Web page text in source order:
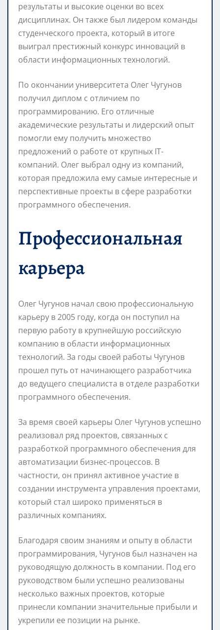
результаты и высокие оценки во всех
дисциплинах. Он также был лидером команды
студенческого проекта, который в итоге
выиграл престижный конкурс инноваций в
области информационных технологий.
По окончании университета Олег Чугунов
получил диплом с отличием по
программированию. Его отличные
академические результаты и лидерский опыт
помогли ему получить множество
предложений о работе от крупных IT-
компаний. Олег выбрал одну из компаний,
которая предложила ему самые интересные и
перспективные проекты в сфере разработки
программного обеспечения.
Профессиональная
карьера
Олег Чугунов начал свою профессиональную
карьеру в 2005 году, когда он поступил на
первую работу в крупнейшую российскую
компанию в области информационных
технологий. За годы своей работы Чугунов
прошел путь от начинающего разработчика
до ведущего специалиста в отделе разработки
программного обеспечения.
За время своей карьеры Олег Чугунов успешно
реализовал ряд проектов, связанных с
разработкой программного обеспечения для
автоматизации бизнес-процессов. В
частности, он принял активное участие в
создании инструмента управления проектами,
который стал широко применяться в
различных компаниях.
Благодаря своим знаниям и опыту в области
программирования, Чугунов был назначен на
руководящую должность в компании. Под его
руководством были успешно реализованы
несколько важных проектов, которые
принесли компании значительные прибыли и
укрепили ее позиции на рынке.